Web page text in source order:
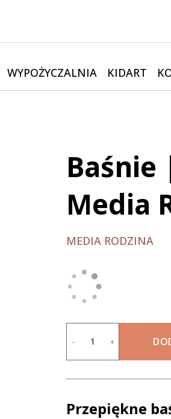
WYPOŻYCZALNIA KIDART
Media
MEDIA RODZINA
- +
Przepiękne